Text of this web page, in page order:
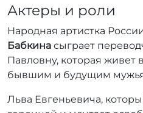
Актеры и роли
Народная артистка
Бабкина сыграет
Павловну, которая живет
бывшим и будущим
Льва Евгеньевича,